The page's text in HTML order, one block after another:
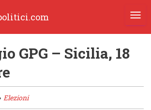
GPG – Sicilia, 18
Elezioni